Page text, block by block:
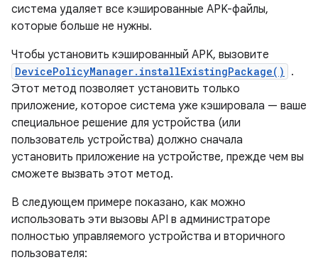
система удаляет все кэшированные APK-файлы,
которые больше не нужны.
Чтобы установить кэшированный APK, вызовите
DevicePolicyManager.installExistingPackage()
.
Этот метод позволяет установить только
приложение, которое система уже кэшировала — ваше
специальное решение для устройства (или
пользователь устройства) должно сначала
установить приложение на устройстве, прежде чем вы
сможете вызвать этот метод.
В следующем примере показано, как можно
использовать эти вызовы API в администраторе
полностью управляемого устройства и вторичного
пользователя: